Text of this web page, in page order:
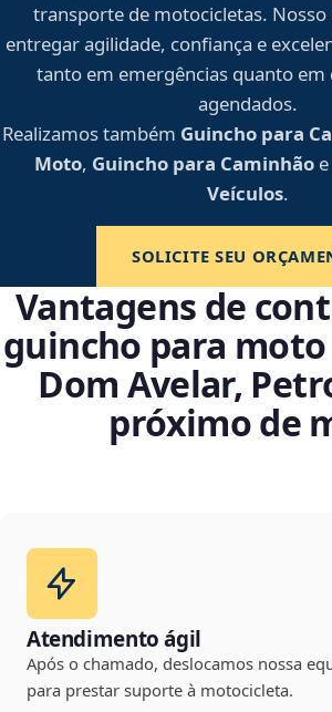
transporte de motocicletas.
entregar agilidade, confiança e
tanto em emergências quanto em
agendados.
Realizamos também Guincho para
Moto, Guincho para Caminhãoe
Veículos.
SOLICITE SEU
Vantagens de
guincho para
Dom Avelar,
próximo de
Atendimento ágil
Após o chamado, deslocamos nossa
para prestar suporte à motocicleta.